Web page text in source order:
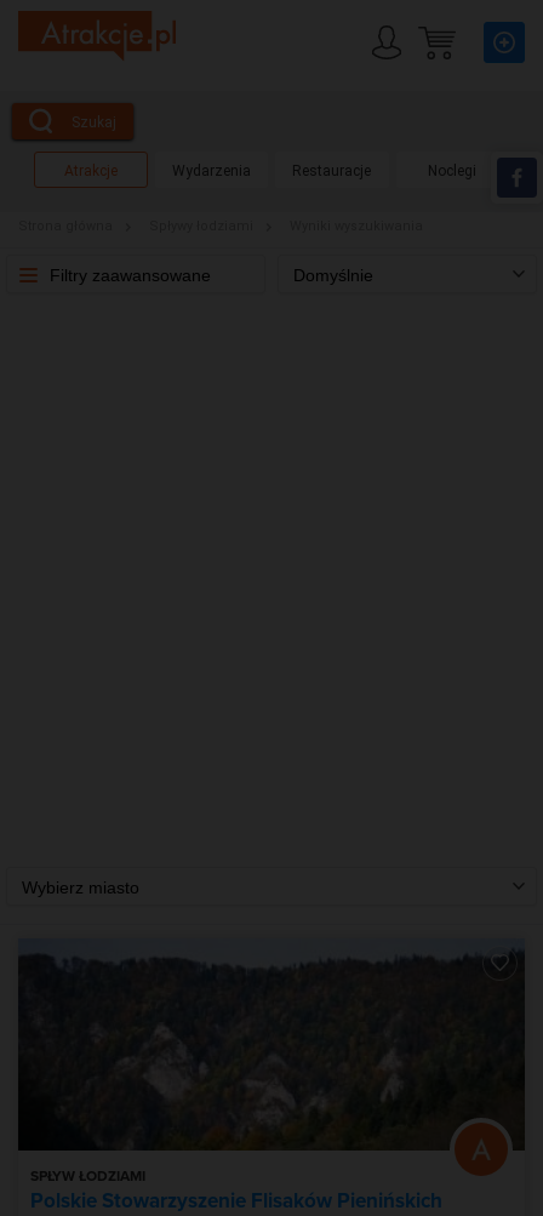
Szukaj
Atrakcje Wydarzenia Restauracje Noclegi
Filtry zaawansowane Domyślnie
Wybierz miasto
SPŁYW ŁODZIAMI
Polskie Stowarzyszenie Flisaków Pienińskich